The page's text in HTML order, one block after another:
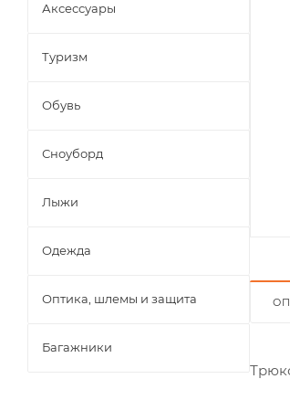
Аксессуары
Туризм
Обувь
Сноуборд
Лыжи
Одежда
Оптика, шлемы и защита
Багажники